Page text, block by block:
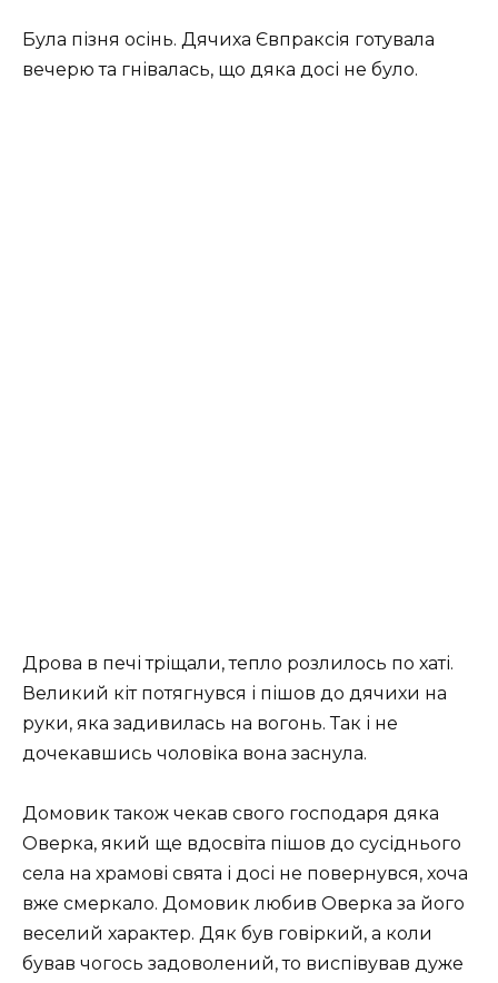
Була пізня осінь. Дячиха Євпраксія готувала
вечерю та гнівалась, що дяка досі не було.
Дрова в печі тріщали, тепло розлилось по хаті.
Великий кіт потягнувся і пішов до дячихи на
руки, яка задивилась на вогонь. Так і не
дочекавшись чоловіка вона заснула.
Домовик також чекав свого господаря дяка
Оверка, який ще вдосвіта пішов до сусіднього
села на храмові свята і досі не повернувся, хоча
вже смеркало. Домовик любив Оверка за його
веселий характер. Дяк був говіркий, а коли
бував чогось задоволений, то виспівував дуже